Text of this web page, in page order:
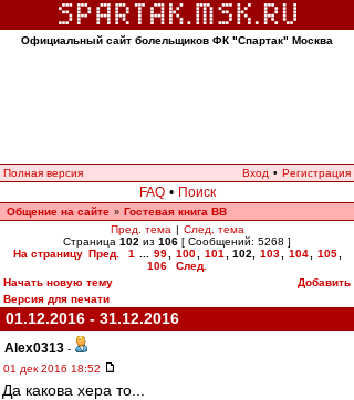
Официальный сайт болельщиков ФК "Спартак" Москва
Полная версия Вход • Регистрация
FAQ • Поиск
Общение на сайте » Гостевая книга ВВ
Пред. тема | След. тема
Страница 102 из 106 [ Сообщений: 5268 ]
На страницу Пред. 1 99 100 101 102 103 104 105
106
След.
Начать новую тему
Добавить
Версия для печати
01.12.2016 - 31.12.2016
Alex0313 -
01 дек 2016 18:52
Да какова хера то...